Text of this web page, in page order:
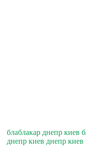
блаблакар днепр киев
днепр киев днепр киев